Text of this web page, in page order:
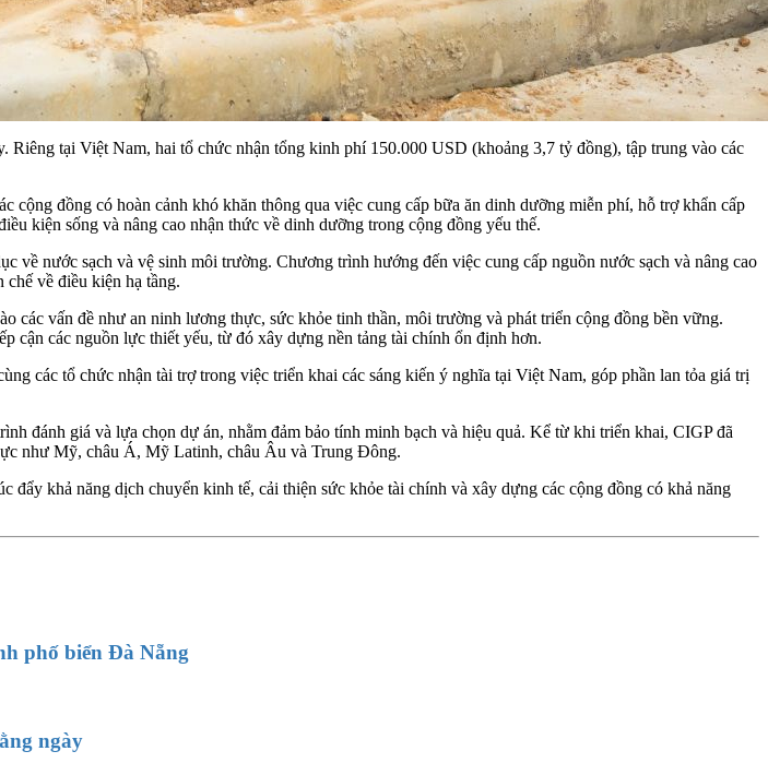
tại Việt Nam, hai tổ chức nhận tổng kinh phí 150.000 USD (khoảng 3,7 tỷ đồng), tập trung vào các
đồng có hoàn cảnh khó khăn thông qua việc cung cấp bữa ăn dinh dưỡng miễn phí, hỗ trợ khẩn cấp
kiện sống và nâng cao nhận thức về dinh dưỡng trong cộng đồng yếu thế.
về nước sạch và vệ sinh môi trường. Chương trình hướng đến việc cung cấp nguồn nước sạch và nâng cao
về điều kiện hạ tầng.
các vấn đề như an ninh lương thực, sức khỏe tinh thần, môi trường và phát triển cộng đồng bền vững.
cận các nguồn lực thiết yếu, từ đó xây dựng nền tảng tài chính ổn định hơn.
các tổ chức nhận tài trợ trong việc triển khai các sáng kiến ý nghĩa tại Việt Nam, góp phần lan tỏa giá trị
đánh giá và lựa chọn dự án, nhằm đảm bảo tính minh bạch và hiệu quả. Kể từ khi triển khai, CIGP đã
như Mỹ, châu Á, Mỹ Latinh, châu Âu và Trung Đông.
khả năng dịch chuyển kinh tế, cải thiện sức khỏe tài chính và xây dựng các cộng đồng có khả năng
phố biển Đà Nẵng
ngày